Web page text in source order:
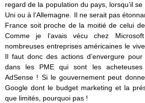
regard de la population du pays, lorsqu’il
Uni ou à l’Allemagne. Il ne serait pas
France soit proche de la moitié de celui
Comme je l’avais vécu chez
nombreuses entreprises américaines le
Il faut donc des actions d’envergure
dans les PME qui sont les acheteuses
AdSense ! Si le gouvernement peut
Google dont le budget marketing et la
que limités, pourquoi pas !